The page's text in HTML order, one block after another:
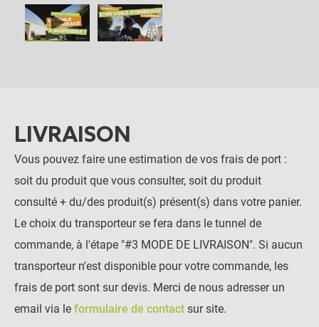
LIVRAISON
Vous pouvez faire une estimation de vos frais de port :
soit du produit que vous consulter, soit du produit
consulté + du/des produit(s) présent(s) dans votre panier.
Le choix du transporteur se fera dans le tunnel de
commande, à l'étape "#3 MODE DE LIVRAISON". Si aucun
transporteur n'est disponible pour votre commande, les
frais de port sont sur devis. Merci de nous adresser un
email via le formulaire de contact sur site.